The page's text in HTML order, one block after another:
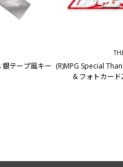
銀テープ風キー (R)MPG Special
＆フォトカー